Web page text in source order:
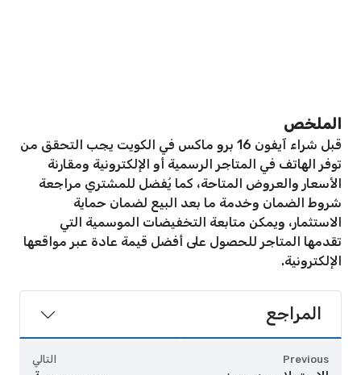
الملخص
قبل شراء آيفون 16 برو ماكس في الكويت يجب التحقق من
توفر الهاتف في المتاجر الرسمية أو الإلكترونية ومقارنة
الأسعار والعروض المتاحة، كما يُفضل للمشتري مراجعة
شروط الضمان وخدمة ما بعد البيع لضمان حماية
الاستثمار، ويمكن متابعة التخفيضات الموسمية التي
تقدمها المتاجر للحصول على أفضل قيمة عادة عبر مواقعها
الإلكترونية.
المراجع
Previous التالي